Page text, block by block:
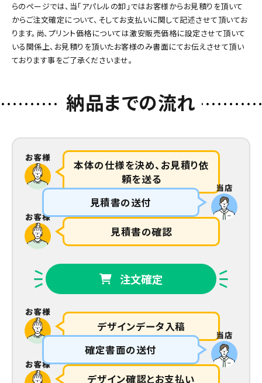
らのページでは、当「アパレルの卸」ではお客様からお見積りを頂いて
からご注文確定について、そしてお支払いに関して記述させて頂いてお
ります。尚、プリント価格については激安販売価格に設定させて頂いて
いる関係上、お見積りを頂いたお客様のみ書面にてお伝えさせて頂い
ております事をご了承くださいませ。
納品までの流れ
本体の仕様を決め、お見積り依
頼を送る
見積書の送付
見積書の確認
注文確定
デザインデータ入稿
確定書面の送付
デザイン確認とお支払い